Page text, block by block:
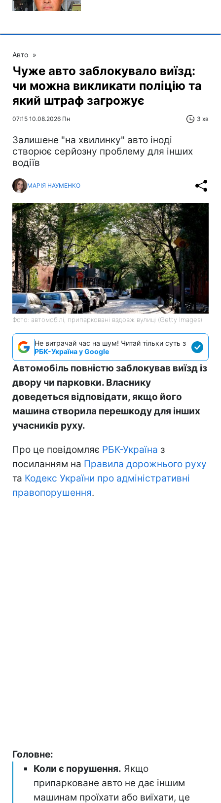
Авто »
Чуже авто заблокувало виїзд:
чи можна викликати поліцію та
який штраф загрожує
07:15 10.08.2026 Пн 3 хв
Залишене "на хвилинку" авто іноді
створює серйозну проблему для інших
водіїв
МАРІЯ НАУМЕНКО
Фото: автомобілі, припарковані вздовж вулиці (Getty Images)
Не витрачай час на шум! Читай тільки суть з
РБК-Україна у Google
Автомобіль повністю заблокував виїзд із
двору чи парковки. Власнику
доведеться відповідати, якщо його
машина створила перешкоду для інших
учасників руху.
Про це повідомляє РБК-Україна з
посиланням на Правила дорожнього руху
та Кодекс України про адміністративні
правопорушення.
Головне:
Коли є порушення. Якщо
припарковане авто не дає іншим
машинам проїхати або виїхати, це